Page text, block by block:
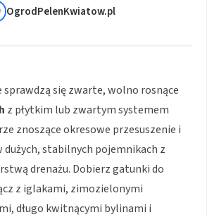
OgrodPelenKwiatow.pl
się zwarte, wolno rosnące
z płytkim lub zwartym systemem
znoszące okresowe przesuszenie i
stabilnych pojemnikach z
drenażu. Dobierz gatunki do
z iglakami, zimozielonymi
długo kwitnącymi bylinami i